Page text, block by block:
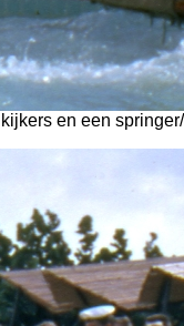
en een